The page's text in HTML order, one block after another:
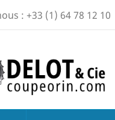
: +33 (1) 64 78 12 10